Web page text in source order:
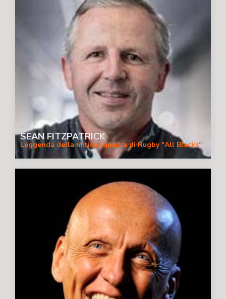
SEAN FITZPATRICK
Leggenda della mitica squadra di Rugby "All Blacks"